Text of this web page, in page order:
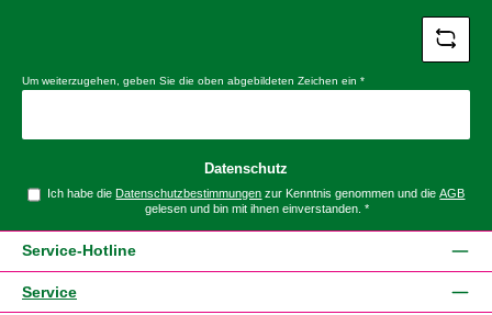
Um weiterzugehen, geben Sie die oben abgebildeten Zeichen ein *
Datenschutz
Ich habe dieDatenschutzbestimmungen zur Kenntnis genommen und dieAGB
gelesen und bin mit ihnen einverstanden. *
Service-Hotline
Service